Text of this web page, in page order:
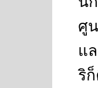
ศู
แ
ริ